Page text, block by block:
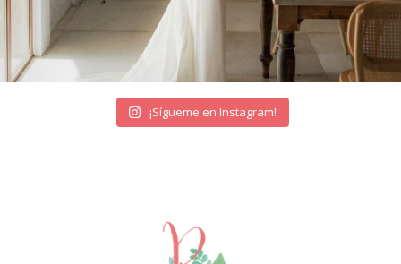
¡Sígueme en Instagram!